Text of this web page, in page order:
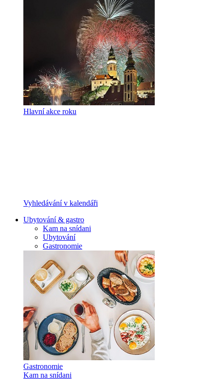
Hlavní akce roku
Vyhledávání v kalendáři
Ubytování & gastro
Kam na snídani
Ubytování
Gastronomie
Gastronomie
Kam na snídani